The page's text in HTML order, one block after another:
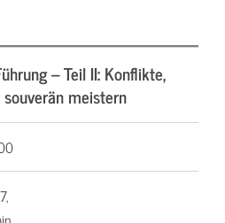
– Teil II: Konflikte,
meistern